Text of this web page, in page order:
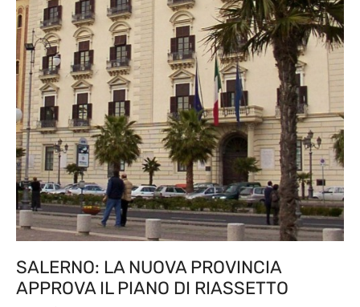
SALERNO: LA NUOVA PROVINCIA
APPROVA IL PIANO DI RIASSETTO